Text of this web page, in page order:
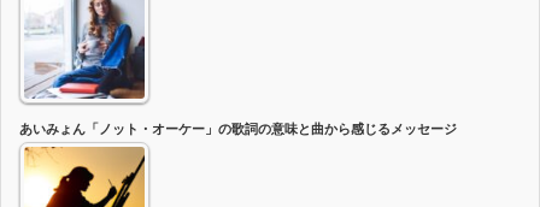
あいみょん「ノット・オーケー」の歌詞の意味と曲から感じるメッセージ